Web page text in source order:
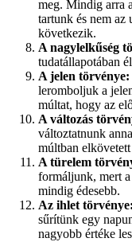
meg. Mindig arra
tartunk és nem az
következik.
A nagylelkűség
tudatállapotában
A jelen törvénye:
leromboljuk a
múltat, hogy az
A változás
változtatnunk
múltban
A türelem
formáljunk, mert
mindig édesebb.
Az ihlet törvénye:
sűrítünk egy
nagyobb értéke